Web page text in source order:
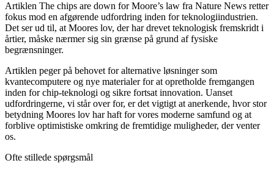
Artiklen The chips are down for Moore’s law fra Nature News retter
fokus mod en afgørende udfordring inden for teknologiindustrien.
Det ser ud til, at Moores lov, der har drevet teknologisk fremskridt i
årtier, måske nærmer sig sin grænse på grund af fysiske
begrænsninger.
Artiklen peger på behovet for alternative løsninger som
kvantecomputere og nye materialer for at opretholde fremgangen
inden for chip-teknologi og sikre fortsat innovation. Uanset
udfordringerne, vi står over for, er det vigtigt at anerkende, hvor stor
betydning Moores lov har haft for vores moderne samfund og at
forblive optimistiske omkring de fremtidige muligheder, der venter
os.
Ofte stillede spørgsmål